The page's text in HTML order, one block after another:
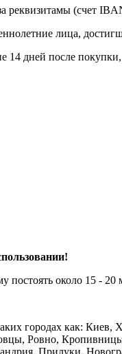
реквизитамы (счет
лица,
14 дней после
постоять около 15 -
городах как:
Ровно,